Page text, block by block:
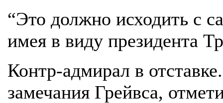
“Это должно исходить с
имея в виду президента
Контр-адмирал в
замечания Грейвса,